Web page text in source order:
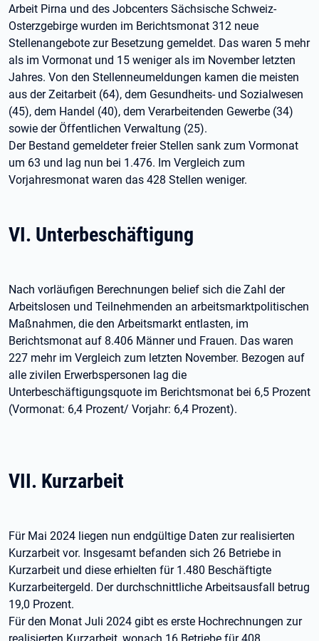
Arbeit Pirna und des Jobcenters Sächsische Schweiz-
Osterzgebirge wurden im Berichtsmonat 312 neue
Stellenangebote zur Besetzung gemeldet. Das waren 5 mehr
als im Vormonat und 15 weniger als im November letzten
Jahres. Von den Stellenneumeldungen kamen die meisten
aus der Zeitarbeit (64), dem Gesundheits- und Sozialwesen
(45), dem Handel (40), dem Verarbeitenden Gewerbe (34)
sowie der Öffentlichen Verwaltung (25).
Der Bestand gemeldeter freier Stellen sank zum Vormonat
um 63 und lag nun bei 1.476. Im Vergleich zum
Vorjahresmonat waren das 428 Stellen weniger.
VI. Unterbeschäftigung
Nach vorläufigen Berechnungen belief sich die Zahl der
Arbeitslosen und Teilnehmenden an arbeitsmarktpolitischen
Maßnahmen, die den Arbeitsmarkt entlasten, im
Berichtsmonat auf 8.406 Männer und Frauen. Das waren
227 mehr im Vergleich zum letzten November. Bezogen auf
alle zivilen Erwerbspersonen lag die
Unterbeschäftigungsquote im Berichtsmonat bei 6,5 Prozent
(Vormonat: 6,4 Prozent/ Vorjahr: 6,4 Prozent).
VII. Kurzarbeit
Für Mai 2024 liegen nun endgültige Daten zur realisierten
Kurzarbeit vor. Insgesamt befanden sich 26 Betriebe in
Kurzarbeit und diese erhielten für 1.480 Beschäftigte
Kurzarbeitergeld. Der durchschnittliche Arbeitsausfall betrug
19,0 Prozent.
Für den Monat Juli 2024 gibt es erste Hochrechnungen zur